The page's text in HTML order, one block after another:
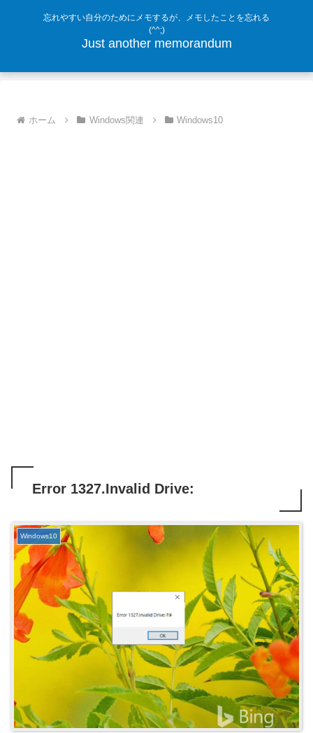
忘れやすい自分のためにメモするが、メモしたことを忘れる
(^^;)
Just another memorandum
ホーム Windows関連 Windows10
Error 1327.Invalid Drive:
Windows10